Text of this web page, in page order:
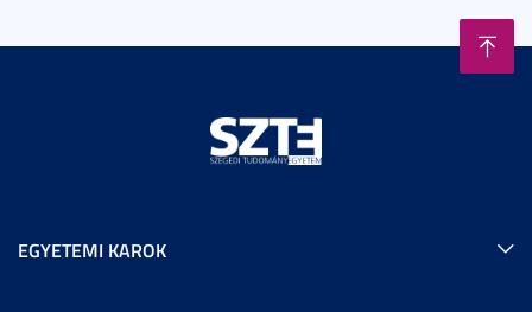
EGYETEMI KAROK